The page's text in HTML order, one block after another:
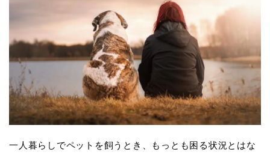
一人暮らしでペットを飼うとき、もっとも困る状況とはな